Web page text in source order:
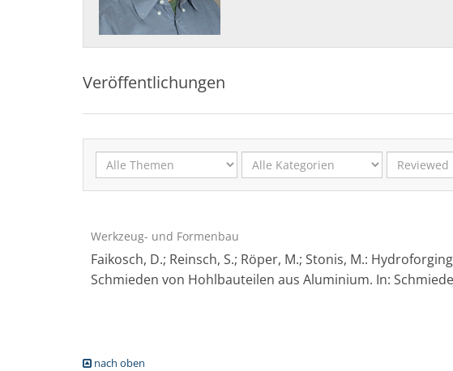
Veröffentlichungen
Werkzeug- und Formenbau
Faikosch, D.; Reinsch, S.; Röper, M.; Stonis, M.:
Schmieden von Hohlbauteilen aus Aluminium. In:
nach oben